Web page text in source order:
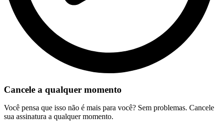
Cancele a qualquer momento
Você pensa que isso não é mais para você? Sem problemas. Cancele
sua assinatura a qualquer momento.